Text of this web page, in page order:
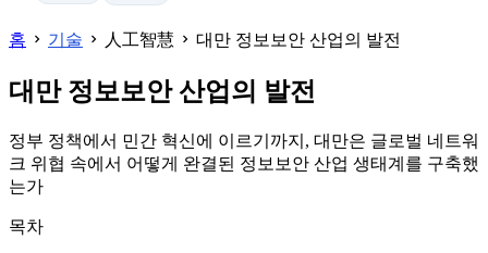
홈 기술 人工智慧 대만 정보보안 산업의 발전
대만 정보보안 산업의 발전
정부 정책에서 민간 혁신에 이르기까지, 대만은 글로벌 네트워
크 위협 속에서 어떻게 완결된 정보보안 산업 생태계를 구축했
는가
목차